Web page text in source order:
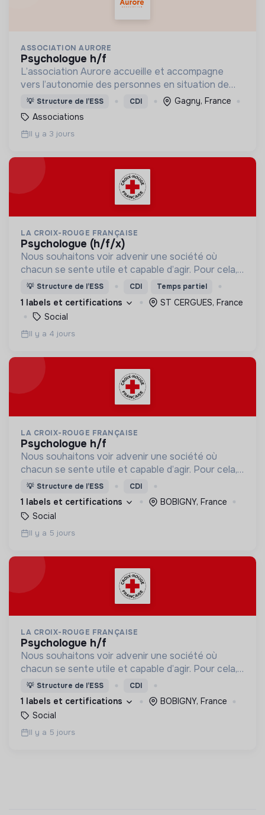
ASSOCIATION AURORE
psychologue h/f
L’association Aurore accueille et accompagne
vers l’autonomie des personnes en situation de
précarité ou d’exclusion via l’hébergement, les
soins et l’insertion sociale et professionnelle.
💡 Structure de l’ESS CDI
Gagny, France
Associations
Il y a 3 jours
LA CROIX-ROUGE FRANÇAISE
psychologue (h/f/x)
Nous souhaitons voir advenir une société où
chacun se sente utile et capable d’agir. Pour cela,
nous proposons des moyens et des lieux
d’engagement innovants et adaptés à tous.
💡 Structure de l’ESS CDI Temps partiel
1 labels et certifications
ST CERGUES, France
Social
Il y a 4 jours
LA CROIX-ROUGE FRANÇAISE
psychologue h/f
Nous souhaitons voir advenir une société où
chacun se sente utile et capable d’agir. Pour cela,
nous proposons des moyens et des lieux
d’engagement innovants et adaptés à tous.
💡 Structure de l’ESS CDI
1 labels et certifications
BOBIGNY, France
Social
Il y a 5 jours
LA CROIX-ROUGE FRANÇAISE
psychologue h/f
Nous souhaitons voir advenir une société où
chacun se sente utile et capable d’agir. Pour cela,
nous proposons des moyens et des lieux
d’engagement innovants et adaptés à tous.
💡 Structure de l’ESS CDI
1 labels et certifications
BOBIGNY, France
Social
Il y a 5 jours